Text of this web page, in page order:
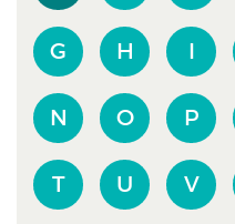
G H I
N O P
T U V